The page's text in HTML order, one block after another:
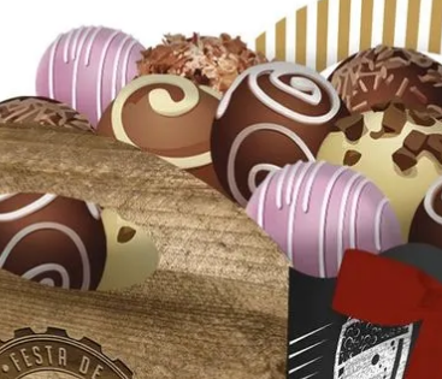
6º
harry potter
7º
palhaço
kpop
9º
branca neve
10º rumi